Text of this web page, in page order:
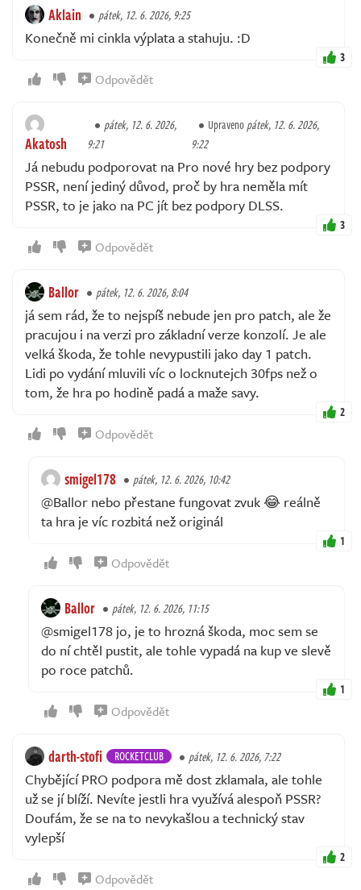
Aklain pátek, 12. 6. 2026, 9:25
Konečně mi cinkla výplata a stahuju. :D
3
Odpovědět
Akatosh
pátek, 12. 6. 2026,
9:21
Upravenopátek, 12. 6. 2026,
9:22
Já nebudu podporovat na Pro nové hry bez podpory
PSSR, není jediný důvod, proč by hra neměla mít
PSSR, to je jako na PC jít bez podpory DLSS.
3
Odpovědět
Ballor pátek, 12. 6. 2026, 8:04
já sem rád, že to nejspíš nebude jen pro patch, ale že
pracujou i na verzi pro základní verze konzolí. Je ale
velká škoda, že tohle nevypustili jako day 1 patch.
Lidi po vydání mluvili víc o locknutejch 30fps než o
tom, že hra po hodině padá a maže savy.
2
Odpovědět
smigel178 pátek, 12. 6. 2026, 10:42
@Ballor nebo přestane fungovat zvuk 😂 reálně
ta hra je víc rozbitá než originál
1
Odpovědět
Ballor pátek, 12. 6. 2026, 11:15
@smigel178 jo, je to hrozná škoda, moc sem se
do ní chtěl pustit, ale tohle vypadá na kup ve slevě
po roce patchů.
1
Odpovědět
darth-stofi ROCKETCLUB pátek, 12. 6. 2026, 7:22
Chybějící PRO podpora mě dost zklamala, ale tohle
už se jí blíží. Nevíte jestli hra využívá alespoň PSSR?
Doufám, že se na to nevykašlou a technický stav
vylepší
2
Odpovědět